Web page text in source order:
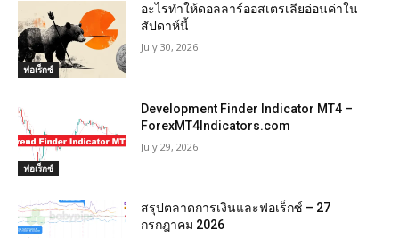
ฟอเร็กซ์
อะไรทำให้ดอลลาร์ออสเตรเลียอ่อนค่าใน
สัปดาห์นี้
July 30, 2026
ฟอเร็กซ์
Development Finder Indicator MT4 –
ForexMT4Indicators.com
July 29, 2026
สรุปตลาดการเงินและฟอเร็กซ์ – 27
กรกฎาคม 2026